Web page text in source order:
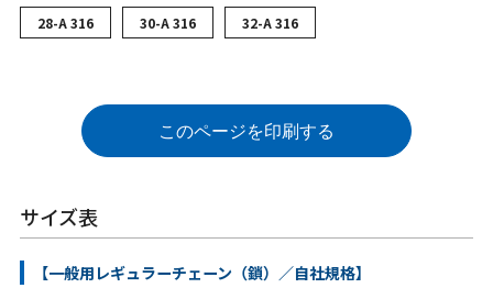
28-A 316 30-A 316 32-A 316
このページを印刷する
サイズ表
【一般用レギュラーチェーン（鎖）／自社規格】